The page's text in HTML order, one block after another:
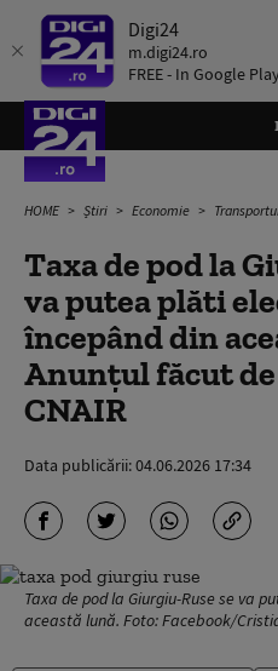
Digi24
m.digi24.ro
FREE - In Google Play
HOME Știri Economie
Taxa de pod la
va putea plăti
începând din
Anunțul făcut
CNAIR
Data publicării:04.06.2026 17:34
Taxa de pod la Giurgiu-Ruse se va
această lună. Foto: Facebook/